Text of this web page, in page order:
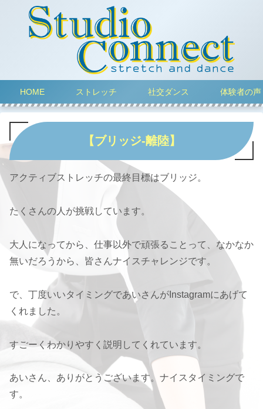
HOME ストレッチ 社交ダンス 体験者の声
【ブリッジ-離陸】
アクティブストレッチの最終目標はブリッジ。
たくさんの人が挑戦しています。
大人になってから、仕事以外で頑張ることって、なかなか
無いだろうから、皆さんナイスチャレンジです。
で、丁度いいタイミングであいさんがInstagramにあげて
くれました。
すごーくわかりやすく説明してくれています。
あいさん、ありがとうございます。ナイスタイミングで
す。